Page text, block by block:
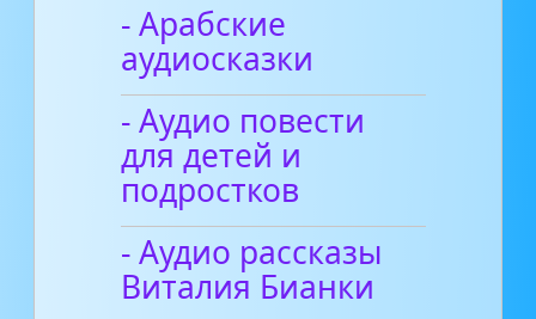
- Арабские
аудиосказки
- Аудио повести
для детей и
подростков
- Аудио рассказы
Виталия Бианки